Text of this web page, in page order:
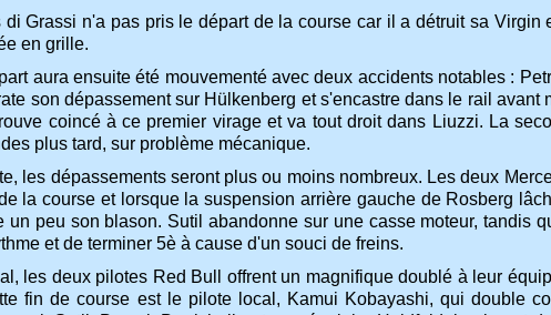
di Grassi n'a pas pris le départ de la course car il a détruit sa Virgin
en grille.
aura ensuite été mouvementé avec deux accidents notables :
son dépassement sur Hülkenberg et s'encastre dans le rail avant
coincé à ce premier virage et va tout droit dans Liuzzi. La
plus tard, sur problème mécanique.
les dépassements seront plus ou moins nombreux. Les deux
la course et lorsque la suspension arrière gauche de Rosberg
un peu son blason. Sutil abandonne sur une casse moteur, tandis
et de terminer 5è à cause d'un souci de freins.
les deux pilotes Red Bull offrent un magnifique doublé à leur
fin de course est le pilote local, Kamui Kobayashi, qui double